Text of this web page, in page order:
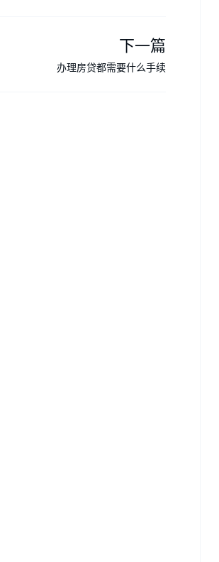
下一篇
办理房贷都需要什么手续